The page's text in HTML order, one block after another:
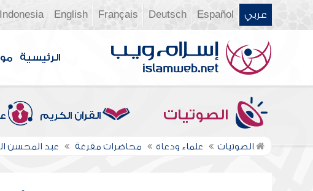
عربي Español
Deutsch
Français
English
Indonesia
الرئيسية
الصوتيات القرآن الكريم
الصوتيات علماء ودعاة محاضرات مفرغة عبد المحسن